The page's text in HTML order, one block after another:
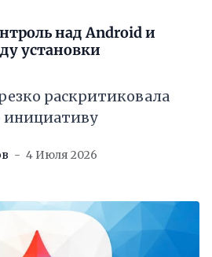
над Android и
установки
раскритиковала
инициативу
4 Июля 2026